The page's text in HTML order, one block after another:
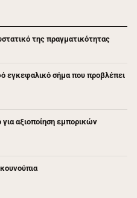
της πραγματικότητας
εγκεφαλικό σήμα που προβλέπει
αξιοποίηση εμπορικών